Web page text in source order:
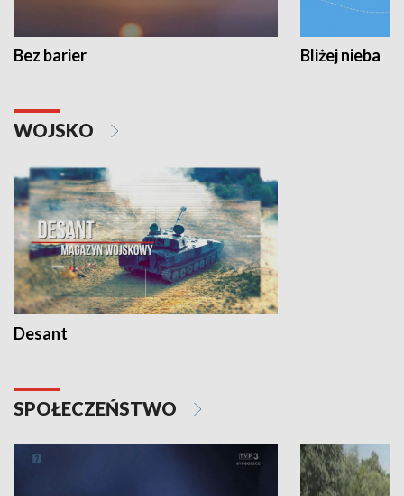
Bez barier Bliżej nieba
WOJSKO
Desant
SPOŁECZEŃSTWO